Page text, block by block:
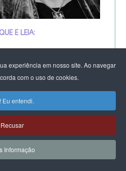
experiência em nosso site. Ao navegar
com o uso de cookies.
Eu entendi.
Recusar
Informação
E LEIA:
mulheres?
&
“A noção de
é profunda”.